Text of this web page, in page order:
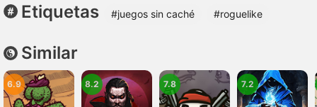
Etiquetas #juegos sin caché #roguelike
Similar
6.9 8.2 7.8 7.2